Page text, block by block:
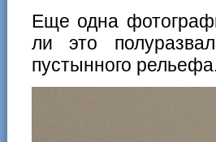
Еще одна
ли это
пустынного